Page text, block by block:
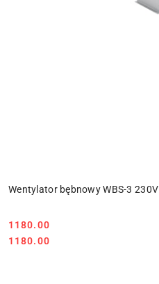
Wentylator bębnowy WBS-3 230V
Cena:
1180.00
Cena:
1180.00